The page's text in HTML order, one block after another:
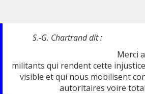
S.-G. Chartranddit :
Merci
militants qui rendent cette
visible et qui nous mobilisent
autoritaires voire